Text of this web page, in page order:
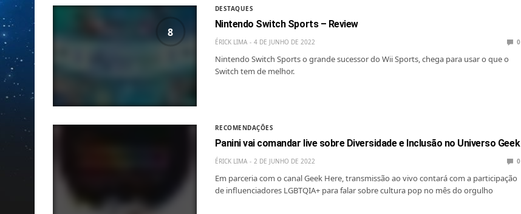
8
DESTAQUES
Nintendo Switch Sports – Review
ÉRICK LIMA 4 DE JUNHO DE 2022 0
Nintendo Switch Sports o grande sucessor do Wii Sports, chega para usar o que o
Switch tem de melhor.
RECOMENDAÇÕES
Panini vai comandar live sobre Diversidade e Inclusão no Universo Geek
ÉRICK LIMA 2 DE JUNHO DE 2022 0
Em parceria com o canal Geek Here, transmissão ao vivo contará com a participação
de influenciadores LGBTQIA+ para falar sobre cultura pop no mês do orgulho